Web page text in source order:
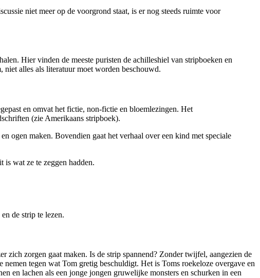
niet meer op de voorgrond staat, is er nog steeds ruimte voor
Hier vinden de meeste puristen de achilleshiel van stripboeken en
alles als literatuur moet worden beschouwd.
en omvat het fictie, non-fictie en bloemlezingen. Het
(zie Amerikaans stripboek).
ogen maken. Bovendien gaat het verhaal over een kind met speciale
is wat ze te zeggen hadden.
de strip te lezen.
zich zorgen gaat maken. Is de strip spannend? Zonder twijfel, aangezien de
tegen wat Tom gretig beschuldigt. Het is Toms roekeloze overgave en
en lachen als een jonge jongen gruwelijke monsters en schurken in een